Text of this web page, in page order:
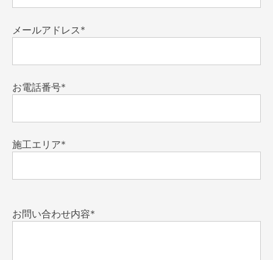
メールアドレス*
お電話番号*
施工エリア*
お問い合わせ内容*